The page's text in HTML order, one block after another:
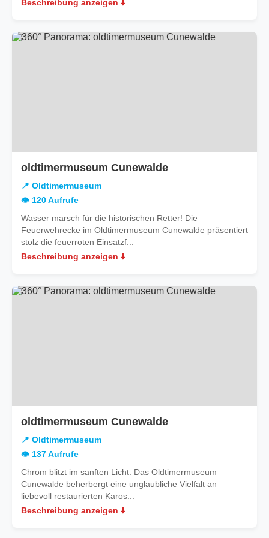
Beschreibung anzeigen ⬇️
oldtimermuseum Cunewalde
📍 Oldtimermuseum
👁️ 120 Aufrufe
Wasser marsch für die historischen Retter! Die
Feuerwehrecke im Oldtimermuseum Cunewalde präsentiert
stolz die feuerroten Einsatzf...
Beschreibung anzeigen ⬇️
oldtimermuseum Cunewalde
📍 Oldtimermuseum
👁️ 137 Aufrufe
Chrom blitzt im sanften Licht. Das Oldtimermuseum
Cunewalde beherbergt eine unglaubliche Vielfalt an
liebevoll restaurierten Karos...
Beschreibung anzeigen ⬇️